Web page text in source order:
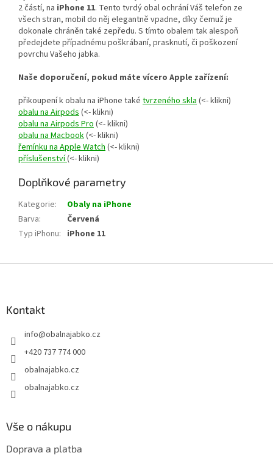
2 částí, na iPhone 11. Tento tvrdý obal ochrání Váš telefon ze
všech stran, mobil do něj elegantně vpadne, díky čemuž je
dokonale chráněn také zepředu. S tímto obalem tak alespoň
předejdete případnému poškrábaní, prasknutí, či poškození
povrchu Vašeho jabka.
Naše doporučení, pokud máte vícero Apple zařízení:
přikoupení k obalu na iPhone také tvrzeného skla(<- klikni)
obalu na Airpods(<- klikni)
obalu na Airpods Pro(<- klikni)
obalu na Macbook(<- klikni)
řemínku na Apple Watch(<- klikni)
příslušenství(<- klikni)
Doplňkové parametry
Kategorie:
Obaly na iPhone
Barva:
Červená
Typ iPhonu: iPhone 11
Kontakt
info@obalnajabko.cz
+420 737 774 000
obalnajabko.cz
obalnajabko.cz
Vše o nákupu
Doprava a platba